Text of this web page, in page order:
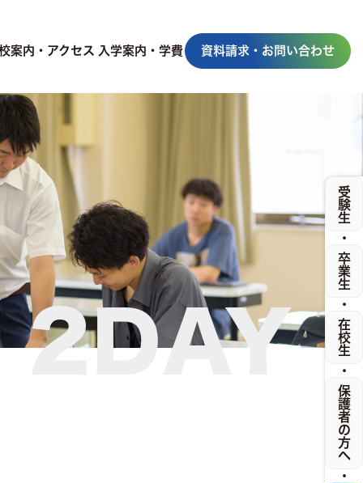
案内・アクセス 入学案内・学費 資料請求・お問い合わせ
2DAY
受験生
・
卒業生
・
在校生
・
保護者の方へ
・